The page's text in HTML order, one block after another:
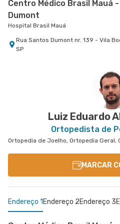
Centro Médico Brasil Mauá
Dumont
Hospital Brasil Mauá
Rua Santos Dumont nr. 139 - Vila
SP
Hospital e Maternidade Ribeirão Pires
Rua Major Cardim nr. 461 - Suissa,
Rua Tiradentes nr. 149 - Vila Dora,
Avenida Alfredo Maluf nr. 451 -
Luiz Eduardo
Ortopedista de
MARCAR
Endereço 1 Endereço 2Endereço 3